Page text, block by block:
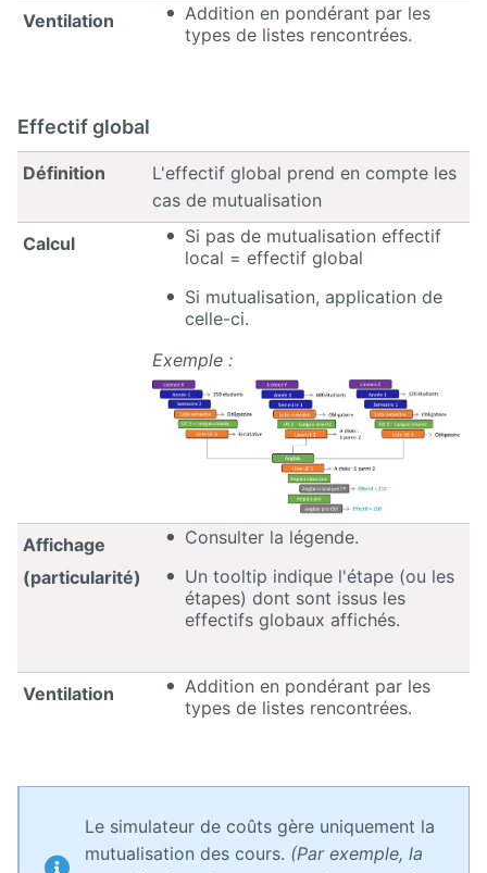
Ventilation
Addition en pondérant par les
types de listes rencontrées.
Effectif global
Définition
L'effectif global prend en compte les
cas de mutualisation
Calcul
Si pas de mutualisation effectif
local = effectif global
Si mutualisation, application de
celle-ci.
Exemple :
Affichage
(particularité)
Consulter la légende.
Un tooltip indique l'étape (ou les
étapes) dont sont issus les
effectifs globaux affichés.
Ventilation
Addition en pondérant par les
types de listes rencontrées.
Le simulateur de coûts gère uniquement la
mutualisation des cours. (Par exemple, la